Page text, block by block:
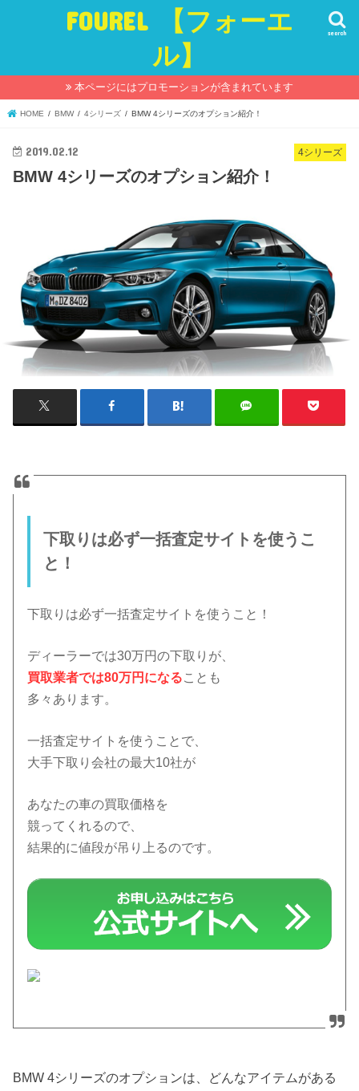
FOUREL 【フォーエ
ル】
search
本ページにはプロモーションが含まれています
HOME BMW 4シリーズ BMW 4シリーズのオプション紹介！
4シリーズ
2019.02.12
BMW 4シリーズのオプション紹介！
下取りは必ず一括査定サイトを使うこ
と！
下取りは必ず一括査定サイトを使うこと！
ディーラーでは30万円の下取りが、
買取業者では80万円になることも
多々あります。
一括査定サイトを使うことで、
大手下取り会社の最大10社が
あなたの車の買取価格を
競ってくれるので、
結果的に値段が吊り上るのです。
BMW 4シリーズのオプションは、どんなアイテムがある